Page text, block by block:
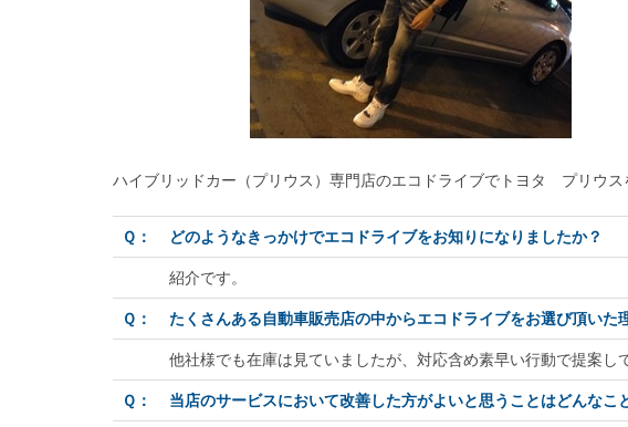
ハイブリッドカー（プリウス）専門店のエコドライブでトヨタ プリウス
Ｑ： どのようなきっかけでエコドライブをお知りになりましたか？
紹介です。
Ｑ： たくさんある自動車販売店の中からエコドライブをお選び頂いた
他社様でも在庫は見ていましたが、対応含め素早い行動で提案し
Ｑ： 当店のサービスにおいて改善した方がよいと思うことはどんなこ